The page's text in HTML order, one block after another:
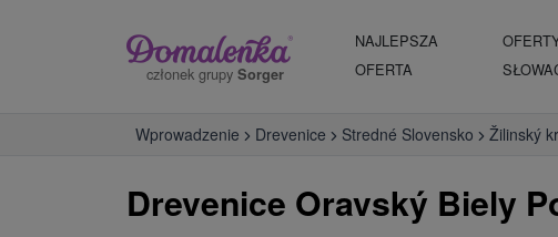
członek grupy Sorger
NAJLEPSZA
OFERTA
Wprowadzenie Drevenice Stredné Slovensko Žilinský
Drevenice Oravský Biely